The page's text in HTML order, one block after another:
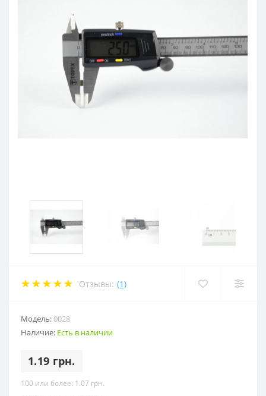
Отзывы: (1)
Модель:0028
Наличие: Есть в наличии
1.19 грн.
100 или более: 1.07 грн.